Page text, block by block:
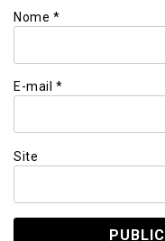
Nome *
E-mail *
Site